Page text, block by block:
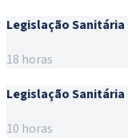
Legislação
18 horas
Legislação
10 horas